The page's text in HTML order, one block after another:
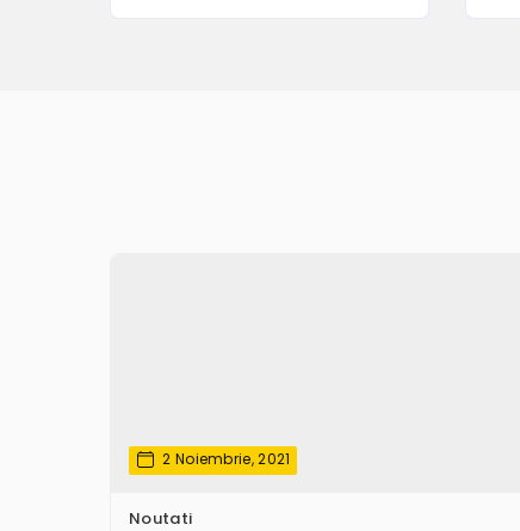
2 Noiembrie, 2021
Noutati